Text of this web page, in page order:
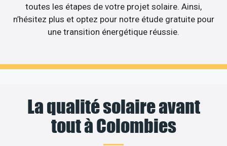
toutes les étapes de votre projet solaire. Ainsi,
n’hésitez plus et optez pour notre étude gratuite pour
une transition énergétique réussie.
La qualité solaire avant
tout à Colombies